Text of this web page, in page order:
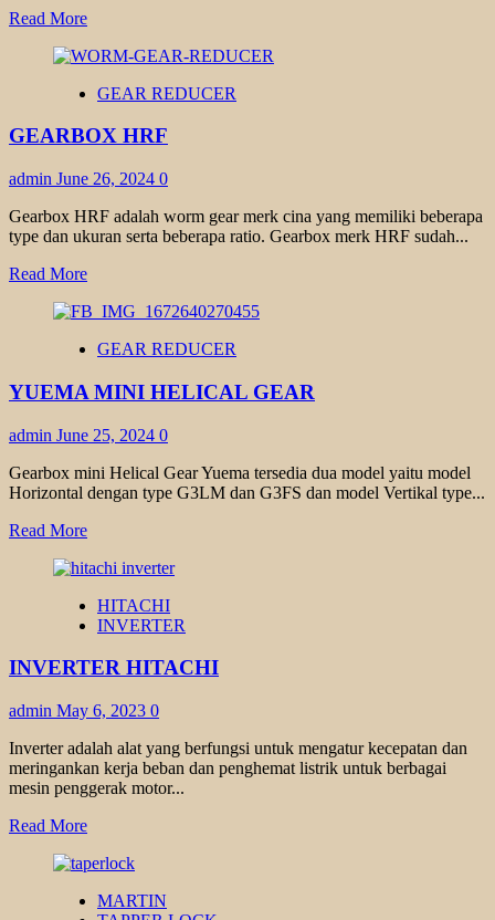
Read MoreRead
about
PUMP
GEAR REDUCER
GEARBOX HRF
admin June 26, 2024 0
Gearbox HRF adalah worm gear merk cina yang memiliki beberapa
type dan ukuran serta beberapa ratio. Gearbox merk HRF sudah...
Read MoreRead
about
HRF
GEAR REDUCER
YUEMA MINI HELICAL GEAR
admin June 25, 2024 0
Gearbox mini Helical Gear Yuema tersedia dua model yaitu model
Horizontal dengan type G3LM dan G3FS dan model Vertikal type...
Read MoreRead
about
MINI
HELICAL
HITACHI
INVERTER
INVERTER HITACHI
admin May 6, 2023 0
Inverter adalah alat yang berfungsi untuk mengatur kecepatan dan
meringankan kerja beban dan penghemat listrik untuk berbagai
mesin penggerak motor...
Read MoreRead
about
HITACHI
MARTIN